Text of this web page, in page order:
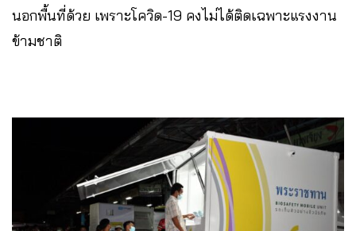
นอกพื้นที่ด้วย​ เพราะโควิด-19 คงไม่ได้ติดเฉพาะแรงงาน
ข้ามชาติ